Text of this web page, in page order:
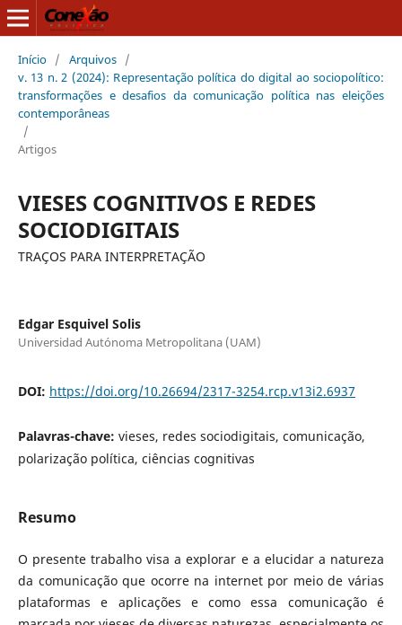
Início / Arquivos /
v. 13 n. 2 (2024): Representação política do digital ao sociopolítico:
transformações e desafios da comunicação política nas eleições
contemporâneas
/
Artigos
VIESES COGNITIVOS E REDES
SOCIODIGITAIS
TRAÇOS PARA INTERPRETAÇÃO
Edgar Esquivel Solis
Universidad Autónoma Metropolitana (UAM)
DOI: https://doi.org/10.26694/2317-3254.rcp.v13i2.6937
Palavras-chave: vieses, redes sociodigitais, comunicação,
polarização política, ciências cognitivas
Resumo
O presente trabalho visa a explorar e a elucidar a natureza
da comunicação que ocorre na internet por meio de várias
plataformas e aplicações e como essa comunicação é